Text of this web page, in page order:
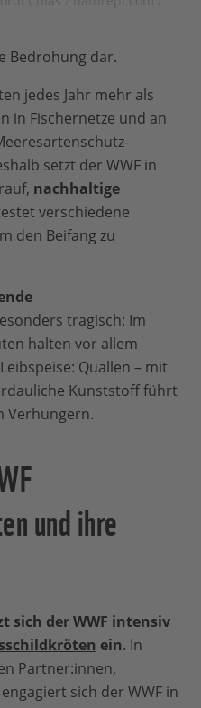
Bedrohung dar.
jedes Jahr mehr als
in Fischernetze und an
setzt der WWF in
nachhaltige
verschiedene
den Beifang zu
tragisch: Im
halten vor allem
Quallen – mit
Kunststoff führt
Verhungern.
und ihre
sich der WWF intensiv
ein. In
Partner:innen,
sich der WWF in